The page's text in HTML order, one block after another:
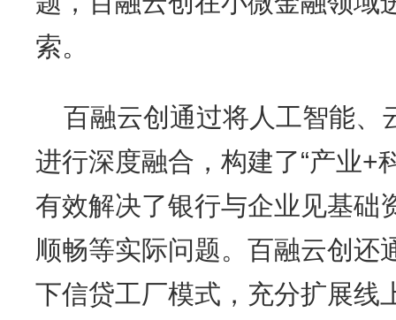
索。
百融云创通过将人工智能、
进行深度融合，构建了“产业+
有效解决了银行与企业见基础
顺畅等实际问题。百融云创还
下信贷工厂模式，充分扩展线